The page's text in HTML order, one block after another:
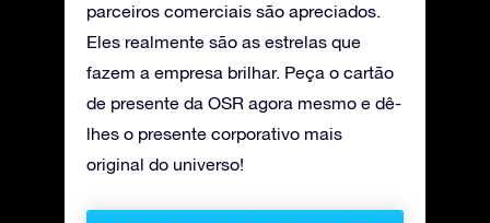
parceiros comerciais são apreciados.
Eles realmente são as estrelas que
fazem a empresa brilhar. Peça o cartão
de presente da OSR agora mesmo e dê-
lhes o presente corporativo mais
original do universo!